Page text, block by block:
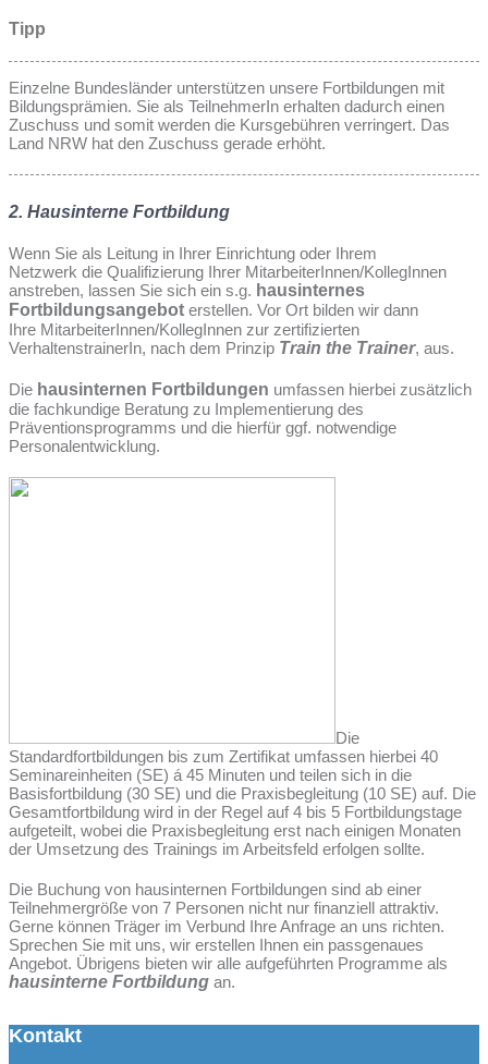
Tipp
Einzelne Bundesländer unterstützen unsere Fortbildungen mit
Bildungsprämien. Sie als TeilnehmerIn erhalten dadurch einen
Zuschuss und somit werden die Kursgebühren verringert. Das
Land NRW hat den Zuschuss gerade erhöht.
2. Hausinterne Fortbildung
Wenn Sie als Leitung in Ihrer Einrichtung oder Ihrem
Netzwerk die Qualifizierung Ihrer MitarbeiterInnen/KollegInnen
anstreben, lassen Sie sich ein s.g. hausinternes
Fortbildungsangebot erstellen. Vor Ort bilden wir dann
Ihre MitarbeiterInnen/KollegInnen zur zertifizierten
VerhaltenstrainerIn, nach dem Prinzip Train the Trainer, aus.
Die hausinternen Fortbildungen umfassen hierbei zusätzlich
die fachkundige Beratung zu Implementierung des
Präventionsprogramms und die hierfür ggf. notwendige
Personalentwicklung.
Die
Standardfortbildungen bis zum Zertifikat umfassen hierbei 40
Seminareinheiten (SE) á 45 Minuten und teilen sich in die
Basisfortbildung (30 SE) und die Praxisbegleitung (10 SE) auf. Die
Gesamtfortbildung wird in der Regel auf 4 bis 5 Fortbildungstage
aufgeteilt, wobei die Praxisbegleitung erst nach einigen Monaten
der Umsetzung des Trainings im Arbeitsfeld erfolgen sollte.
Die Buchung von hausinternen Fortbildungen sind ab einer
Teilnehmergröße von 7 Personen nicht nur finanziell attraktiv.
Gerne können Träger im Verbund Ihre Anfrage an uns richten.
Sprechen Sie mit uns, wir erstellen Ihnen ein passgenaues
Angebot. Übrigens bieten wir alle aufgeführten Programme als
hausinterne Fortbildung an.
Kontakt